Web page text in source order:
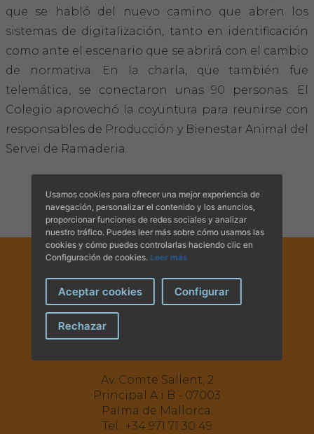
INFORMACIÓN A LA CIUDADANÍA
Centros veterinarios
Colegiados
Consejos para tus mascotas
Guía Responsable
Salud animal y salud pública
CONTACTO
que se habló del nuevo camino que abren los
sistemas de digitalización, tanto en identificación
como ante el escenario que se abrirá con el cambio
de normativa. En la charla, que también fue
telemática, se conectaron unas 90 personas. El
Colegio aprovechó la coyuntura para reunirse con
responsables de Producción y Bienestar Animal del
Servei de Ramaderia.
Av. Comte Sallent, 2
Principal A i B - 07003
Palma de Mallorca.
Tel.: +34 971 71 30 49
Usamos cookies para ofrecer una mejor experiencia de
navegación, personalizar el contenido y los anuncios,
proporcionar funciones de redes sociales y analizar
nuestro tráfico. Puedes leer más sobre cómo usamos las
cookies y cómo puedes controlarlas haciendo clic en
Configuración de cookies. Leer más
Aceptar cookies Configurar
Rechazar